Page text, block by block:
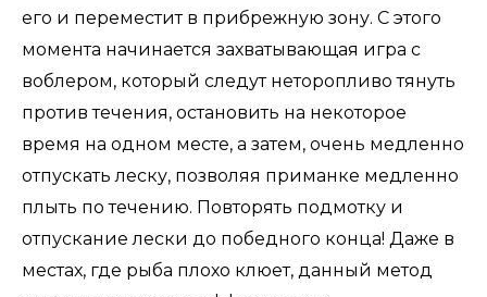
его и переместит в прибрежную зону. С этого
момента начинается захватывающая игра с
воблером, который следут неторопливо тянуть
против течения, остановить на некоторое
время на одном месте, а затем, очень медленно
отпускать леску, позволяя приманке медленно
плыть по течению. Повторять подмотку и
отпускание лески до победного конца! Даже в
местах, где рыба плохо клюет, данный метод